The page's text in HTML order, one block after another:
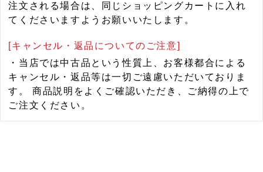
注文される場合は、同じショッピングカートに入れ
てくださいますようお願いいたします。
[キャンセル・返品についてのご注意]
・当店では中古品という性質上、お客様都合による
キャンセル・返品等は一切ご遠慮いただいておりま
す。 商品説明をよくご確認いただき、ご納得の上で
ご注文ください。